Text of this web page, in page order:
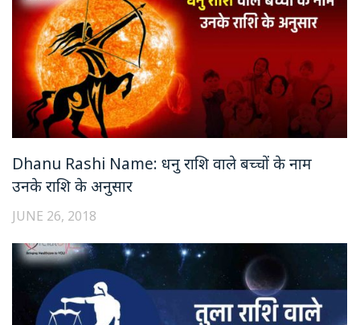
Dhanu Rashi Name: धनु राशि वाले बच्चों के नाम
उनके राशि के अनुसार
JUNE 26, 2018